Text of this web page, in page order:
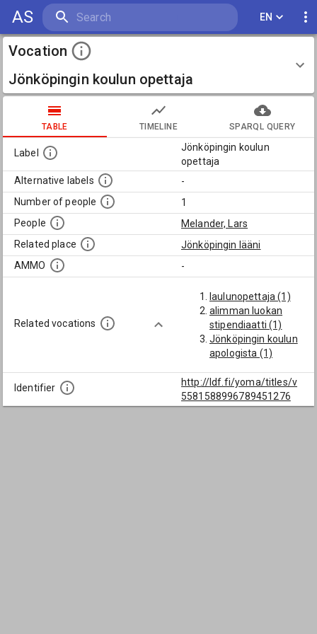
AS EN
Vocation
Jönköpingin koulun opettaja
TABLE TIMELINE SPARQL QUERY
Label
Jönköpingin koulun
opettaja
Alternative labels
-
Number of people
1
People
Melander, Lars
Related place
Jönköpingin lääni
AMMO
-
Related vocations
laulunopettaja (1)
alimman luokan
stipendiaatti (1)
Jönköpingin koulun
apologista (1)
Identifier
http://ldf.fi/yoma/titles/v
5581588996789451276